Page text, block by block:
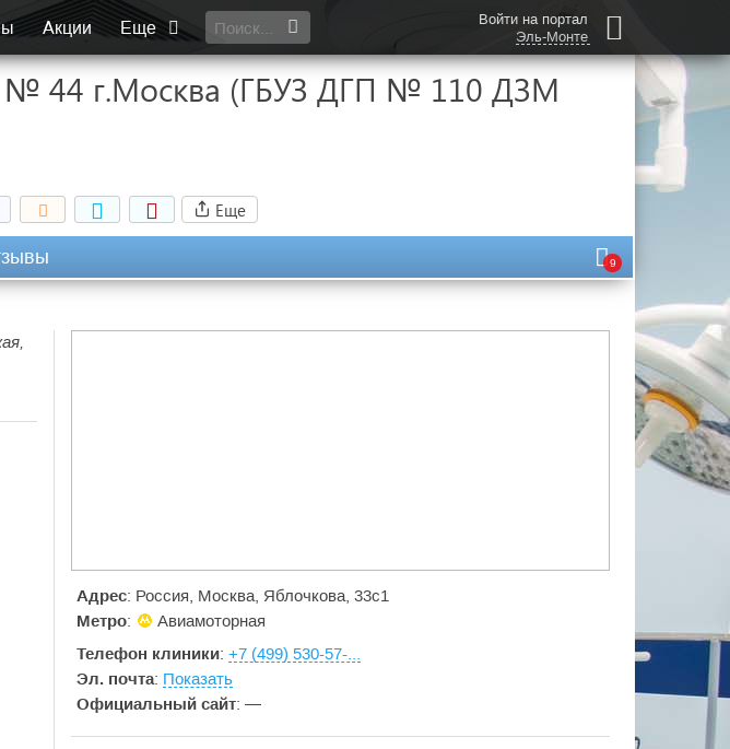
Акции Еще
Войти на портал
Эль-Монте
№ 44 г.Москва (ГБУЗ ДГП № 110 ДЗМ
Еще
9
Адрес: Россия, Москва, Яблочкова, 33с1
Метро:
Авиамоторная
Телефон клиники: +7 (499) 530-57-...
Эл. почта: Показать
Официальный сайт: —